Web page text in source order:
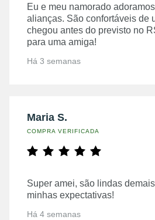
Eu e meu namorado
alianças. São confortáveis de
chegou antes do previsto no
para uma amiga!
Há 3 semanas
Maria S.
COMPRA VERIFICADA
Super amei, são lindas
minhas expectativas!
Há 4 semanas